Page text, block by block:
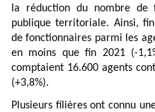
la réduction du nombre de
publique territoriale. Ainsi,
de fonctionnaires parmi les
en moins que fin 2021 (-
comptaient 16.600 agents
(+3,8%).
Plusieurs filières ont connu